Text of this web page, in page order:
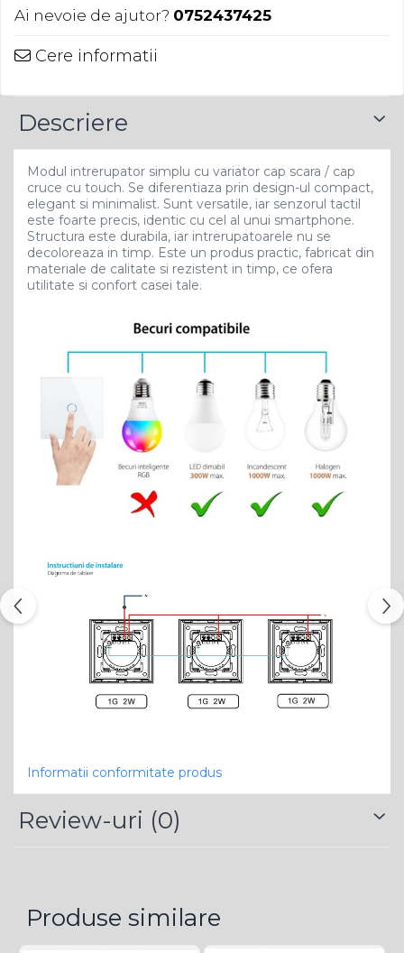
Ai nevoie de ajutor? 0752437425
Cere informatii
Descriere
Modul intrerupator simplu cu variator cap scara / cap
cruce cu touch. Se diferentiaza prin design-ul compact,
elegant si minimalist. Sunt versatile, iar senzorul tactil
este foarte precis, identic cu cel al unui smartphone.
Structura este durabila, iar intrerupatoarele nu se
decoloreaza in timp. Este un produs practic, fabricat din
materiale de calitate si rezistent in timp, ce ofera
utilitate si confort casei tale.
Informatii conformitate produs
Review-uri (0)
Produse similare